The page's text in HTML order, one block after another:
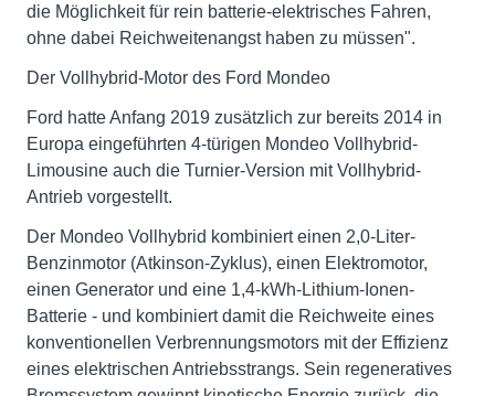
die Möglichkeit für rein batterie-elektrisches Fahren,
ohne dabei Reichweitenangst haben zu müssen".
Der Vollhybrid-Motor des Ford Mondeo
Ford hatte Anfang 2019 zusätzlich zur bereits 2014 in
Europa eingeführten 4-türigen Mondeo Vollhybrid-
Limousine auch die Turnier-Version mit Vollhybrid-
Antrieb vorgestellt.
Der Mondeo Vollhybrid kombiniert einen 2,0-Liter-
Benzinmotor (Atkinson-Zyklus), einen Elektromotor,
einen Generator und eine 1,4-kWh-Lithium-Ionen-
Batterie - und kombiniert damit die Reichweite eines
konventionellen Verbrennungsmotors mit der Effizienz
eines elektrischen Antriebsstrangs. Sein regeneratives